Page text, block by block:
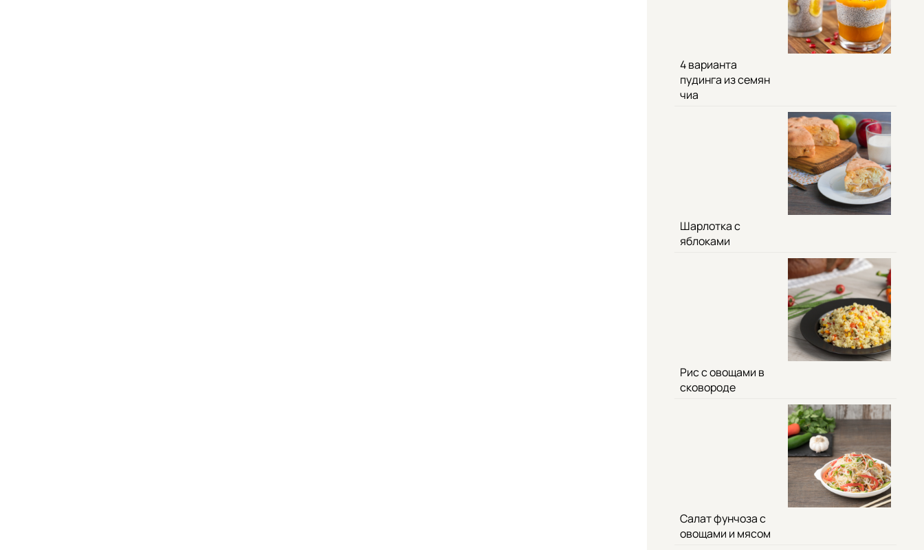
4 варианта
пудинга из семян
чиа
Шарлотка с
яблоками
Рис с овощами в
сковороде
Салат фунчоза с
овощами и мясом